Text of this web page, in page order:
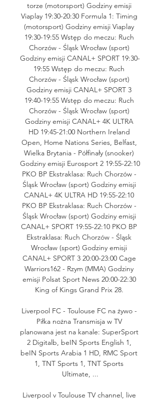
torze (motorsport) Godziny emisji
Viaplay 19:30-20:30 Formula 1: Timing
(motorsport) Godziny emisji Viaplay
19:30-19:55 Wstęp do meczu: Ruch
Chorzów - Śląsk Wrocław (sport)
Godziny emisji CANAL+ SPORT 19:30-
19:55 Wstęp do meczu: Ruch
Chorzów - Śląsk Wrocław (sport)
Godziny emisji CANAL+ SPORT 3
19:40-19:55 Wstęp do meczu: Ruch
Chorzów - Śląsk Wrocław (sport)
Godziny emisji CANAL+ 4K ULTRA
HD 19:45-21:00 Northern Ireland
Open, Home Nations Series, Belfast,
Wielka Brytania - Półfinały (snooker)
Godziny emisji Eurosport 2 19:55-22:10
PKO BP Ekstraklasa: Ruch Chorzów -
Śląsk Wrocław (sport) Godziny emisji
CANAL+ 4K ULTRA HD 19:55-22:10
PKO BP Ekstraklasa: Ruch Chorzów -
Śląsk Wrocław (sport) Godziny emisji
CANAL+ SPORT 19:55-22:10 PKO BP
Ekstraklasa: Ruch Chorzów - Śląsk
Wrocław (sport) Godziny emisji
CANAL+ SPORT 3 20:00-23:00 Cage
Warriors162 - Rzym (MMA) Godziny
emisji Polsat Sport News 20:00-22:30
King of Kings Grand Prix 28.
Liverpool FC - Toulouse FC na żywo -
Piłka nożna Transmisja w TV
planowana jest na kanale: SuperSport
2 Digitalb, beIN Sports English 1,
beIN Sports Arabia 1 HD, RMC Sport
1, TNT Sports 1, TNT Sports
Ultimate, ...
Liverpool v Toulouse TV channel, live